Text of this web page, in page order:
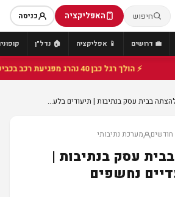
חיפוש האפליקציה כניסה
💼 דרושים 📱 אפליקציה 🏠 נדל"ן
⚡ הולך רגל כבן 40 נהרג מפגיעת רכב בכביש 25 סמוך לצומת הנשיא, מתנדבי זק"א פועלו בזירה
בבית עסק בנתיבות | תיעודים בלע...
מערכת נתיבותי
עסק בנתיבות |
נחשפים